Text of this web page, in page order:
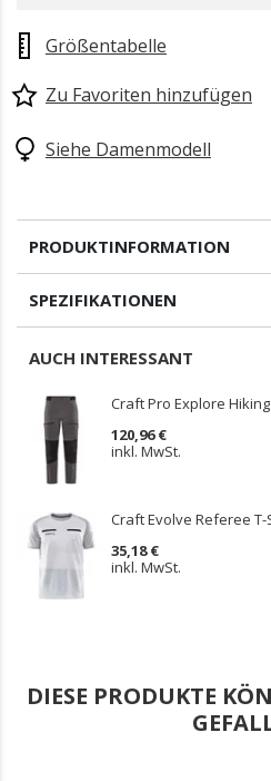
Größentabelle
Zu Favoriten hinzufügen
Siehe Damenmodell
PRODUKTINFORMATION
SPEZIFIKATIONEN
AUCH INTERESSANT
Craft Pro Explore
120,96 €
inkl. MwSt.
Craft Evolve Referee T-
35,18 €
inkl. MwSt.
DIESE PRODUKTE